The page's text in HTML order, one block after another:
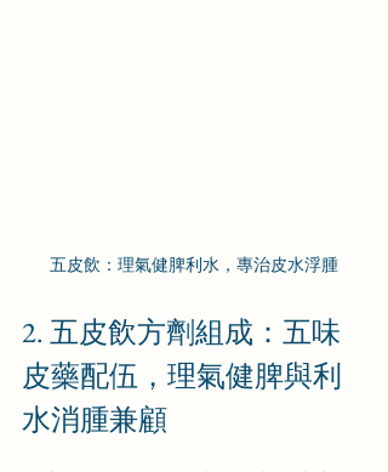
五皮飲：理氣健脾利水，專治皮水浮腫
2. 五皮飲方劑組成：五味
皮藥配伍，理氣健脾與利
水消腫兼顧